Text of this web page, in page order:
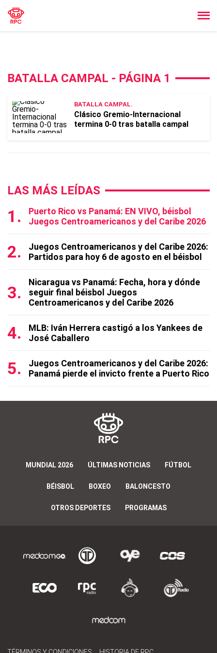
BATALLA CAMPAL - PÁGINA 1
BATALLA CAMPAL.
Clásico Gremio-Internacional
termina 0-0 tras batalla campal
LAS MÁS LEÍDAS
Puerto Rico vs Panamá: EN VIVO, béisbol
Juegos Centroamericanos y del Caribe 2026
Juegos Centroamericanos y del Caribe 2026:
Partidos para hoy 6 de agosto en el béisbol
Nicaragua vs Panamá: Fecha, hora y dónde
seguir final béisbol Juegos
Centroamericanos y del Caribe 2026
MLB: Iván Herrera castigó a los Yankees de
José Caballero
Juegos Centroamericanos y del Caribe 2026:
Panamá pierde el invicto frente a Puerto Rico
MUNDIAL 2026 ÚLTIMAS NOTICIAS FÚTBOL
BÉISBOL BOXEO BALONCESTO
OTROS DEPORTES PROGRAMAS